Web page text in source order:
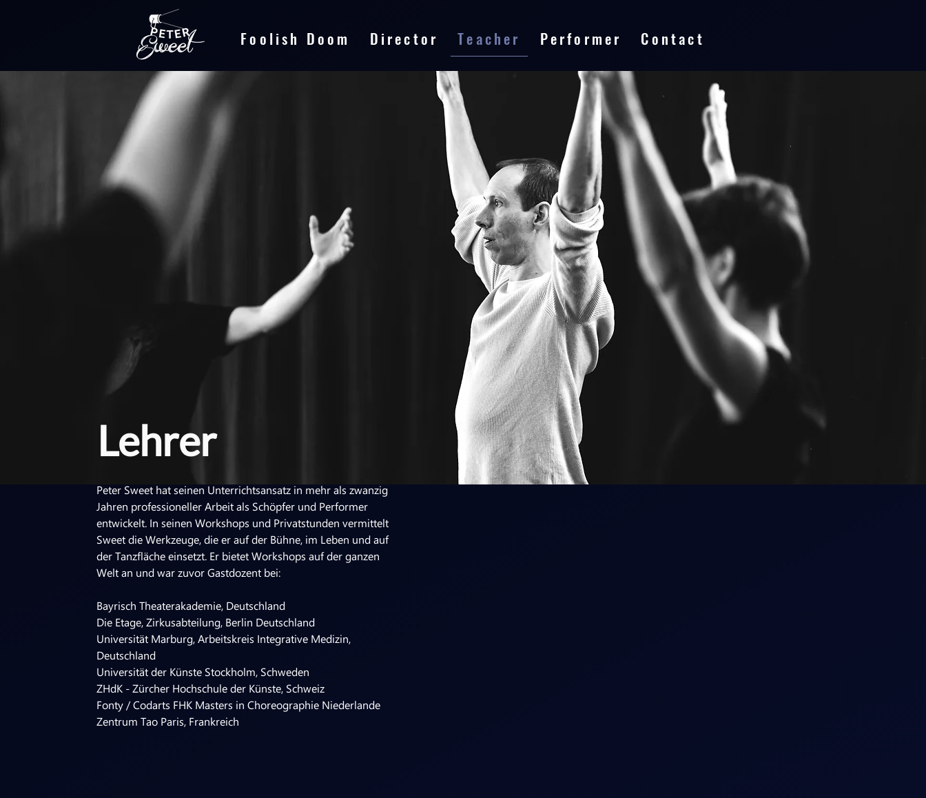
Foolish Doom Director Teacher Performer Contact
Lehrer
Peter Sweet hat seinen Unterrichtsansatz in mehr als zwanzig
Jahren professioneller Arbeit als Schöpfer und Performer
entwickelt. In seinen Workshops und Privatstunden vermittelt
Sweet die Werkzeuge, die er auf der Bühne, im Leben und auf
der Tanzfläche einsetzt. Er bietet Workshops auf der ganzen
Welt an und war zuvor Gastdozent bei:
Bayrisch Theaterakademie, Deutschland
Die Etage, Zirkusabteilung, Berlin Deutschland
Universität Marburg, Arbeitskreis Integrative Medizin,
Deutschland
Universität der Künste Stockholm, Schweden
ZHdK - Zürcher Hochschule der Künste, Schweiz
Fonty / Codarts FHK Masters in Choreographie Niederlande
Zentrum Tao Paris, Frankreich